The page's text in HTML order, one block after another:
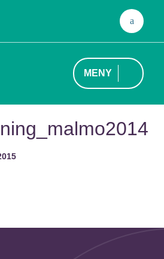
Sök
MENY